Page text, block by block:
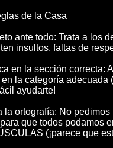
de la Casa
ante todo: Trata a los
insultos, faltas de
en la sección correcta:
la categoría adecuada
ayudarte!
la ortografía: No
que todos podamos
(¡parece que